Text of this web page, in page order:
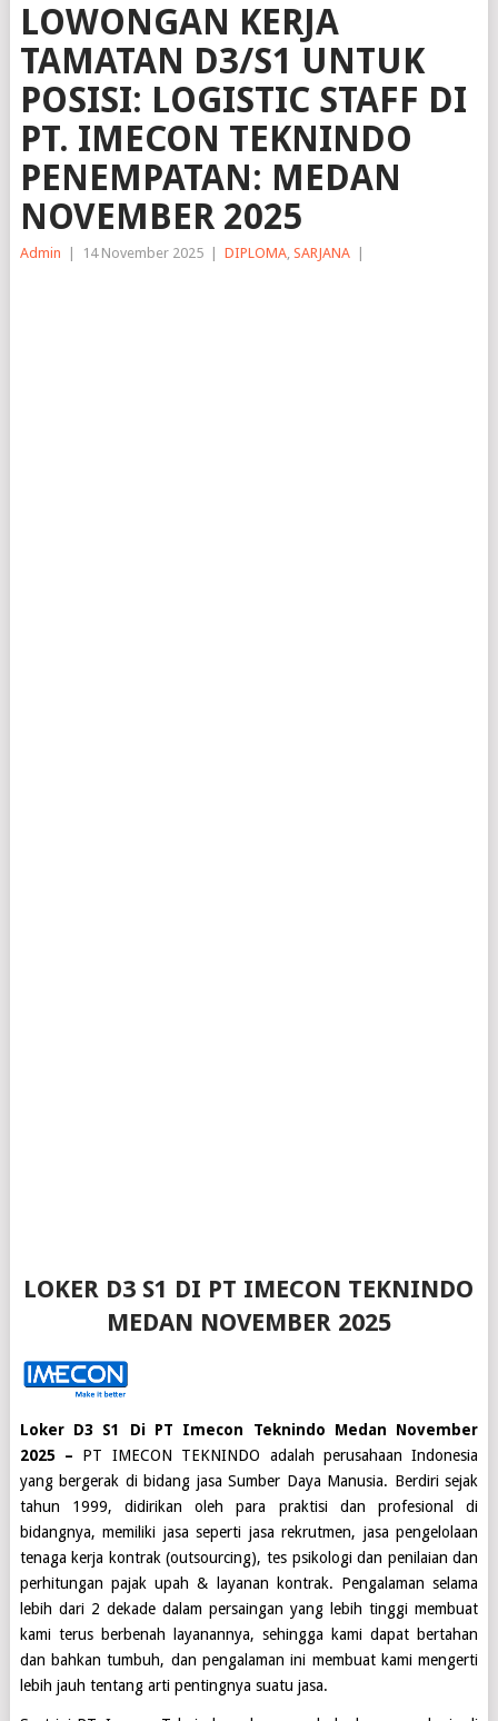
LOWONGAN KERJA
TAMATAN D3/S1 UNTUK
POSISI: LOGISTIC STAFF DI
PT. IMECON TEKNINDO
PENEMPATAN: MEDAN
NOVEMBER 2025
Admin 14 November 2025 DIPLOMA, SARJANA
LOKER D3 S1 DI PT IMECON TEKNINDO
MEDAN NOVEMBER 2025
Loker D3 S1 Di PT Imecon Teknindo Medan November
2025 – PT IMECON TEKNINDO adalah perusahaan Indonesia
yang bergerak di bidang jasa Sumber Daya Manusia. Berdiri sejak
tahun 1999, didirikan oleh para praktisi dan profesional di
bidangnya, memiliki jasa seperti jasa rekrutmen, jasa pengelolaan
tenaga kerja kontrak (outsourcing), tes psikologi dan penilaian dan
perhitungan pajak upah & layanan kontrak. Pengalaman selama
lebih dari 2 dekade dalam persaingan yang lebih tinggi membuat
kami terus berbenah layanannya, sehingga kami dapat bertahan
dan bahkan tumbuh, dan pengalaman ini membuat kami mengerti
lebih jauh tentang arti pentingnya suatu jasa.